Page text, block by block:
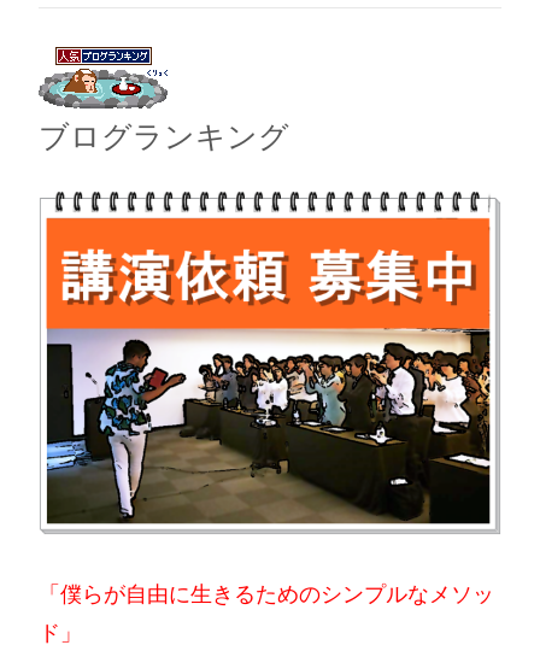
ブログランキング
「僕らが自由に生きるためのシンプルなメソッ
ド」